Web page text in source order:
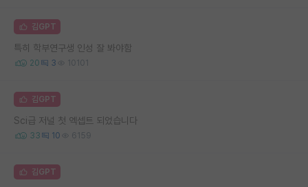
김GPT
특히 학부연구생 인성 잘 봐야함
20 3 10101
김GPT
Sci급 저널 첫 엑셉트 되었습니다
33 10 6159
김GPT